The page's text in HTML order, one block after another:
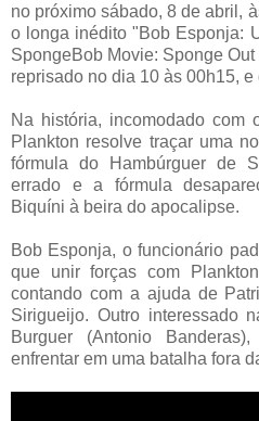
no próximo sábado, 8 de abril,
o longa inédito "Bob Esponja:
SpongeBob Movie: Sponge Out
reprisado no dia 10 às 00h15, e
Na história, incomodado com
Plankton resolve traçar uma
fórmula do Hambúrguer de
errado e a fórmula
Biquíni à beira do apocalipse.
Bob Esponja, o funcionário
que unir forças com
contando com a ajuda de
Sirigueijo. Outro interessado
Burguer (Antonio
enfrentar em uma batalha fora